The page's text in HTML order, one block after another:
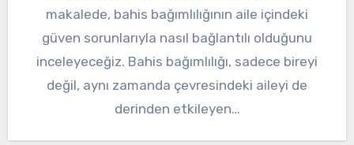
makalede, bahis bağımlılığının aile içindeki
güven sorunlarıyla nasıl bağlantılı olduğunu
inceleyeceğiz. Bahis bağımlılığı, sadece bireyi
değil, aynı zamanda çevresindeki aileyi de
derinden etkileyen…